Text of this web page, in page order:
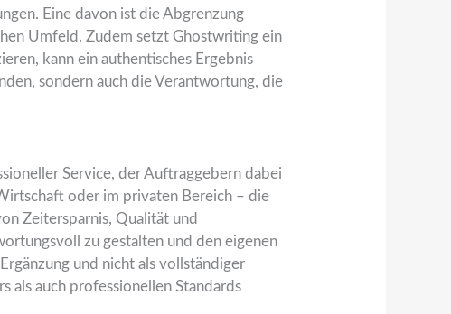
Eine davon ist die Abgrenzung
Umfeld. Zudem setzt Ghostwriting ein
kann ein authentisches Ergebnis
sondern auch die Verantwortung, die
Service, der Auftraggebern dabei
oder im privaten Bereich – die
Zeitersparnis, Qualität und
zu gestalten und den eigenen
und nicht als vollständiger
als auch professionellen Standards